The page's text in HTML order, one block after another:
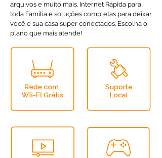
arquivos e muito mais. Internet Rápida para
toda Família e soluções completas para deixar
você e sua casa super conectados. Escolha o
plano que mais atende!